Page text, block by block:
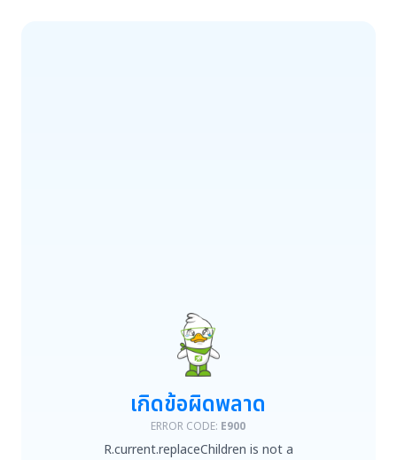
R.current.replaceChildren is not a function
เกิดข้อผิดพลาด
ERROR CODE: E900
R.current.replaceChildren is not a